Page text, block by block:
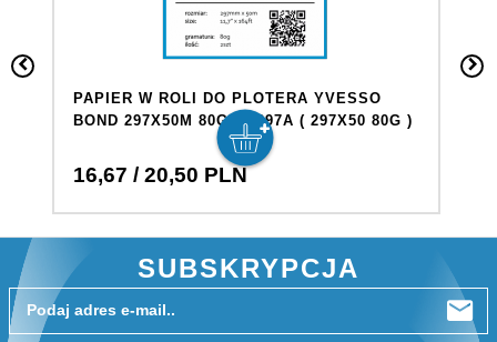
PAPIER W ROLI DO PLOTERA YVESSO
BOND 297X50M 80G BP297A ( 297X50 80G )
16,67 / 20,50 PLN
SUBSKRYPCJA
Podaj adres e-mail..